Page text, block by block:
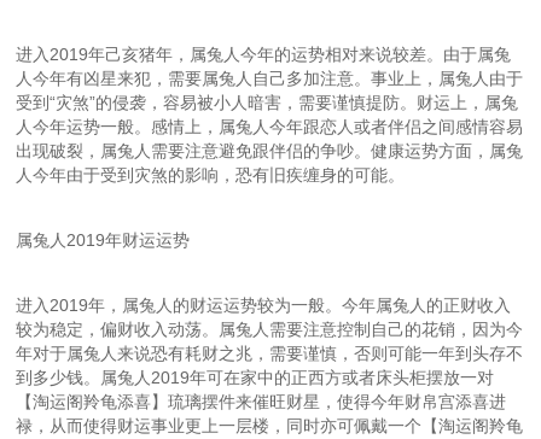
进入2019年己亥猪年，属兔人今年的运势相对来说较差。由于属兔
人今年有凶星来犯，需要属兔人自己多加注意。事业上，属兔人由于
受到“灾煞”的侵袭，容易被小人暗害，需要谨慎提防。财运上，属兔
人今年运势一般。感情上，属兔人今年跟恋人或者伴侣之间感情容易
出现破裂，属兔人需要注意避免跟伴侣的争吵。健康运势方面，属兔
人今年由于受到灾煞的影响，恐有旧疾缠身的可能。
属兔人2019年财运运势
进入2019年，属兔人的财运运势较为一般。今年属兔人的正财收入
较为稳定，偏财收入动荡。属兔人需要注意控制自己的花销，因为今
年对于属兔人来说恐有耗财之兆，需要谨慎，否则可能一年到头存不
到多少钱。属兔人2019年可在家中的正西方或者床头柜摆放一对
【淘运阁羚龟添喜】琉璃摆件来催旺财星，使得今年财帛宫添喜进
禄，从而使得财运事业更上一层楼，同时亦可佩戴一个【淘运阁羚龟